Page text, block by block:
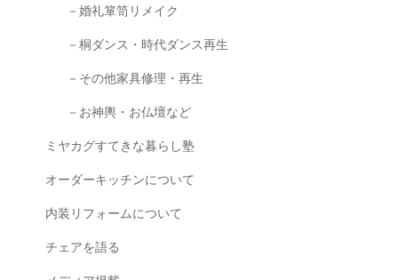
－婚礼箪笥リメイク
－桐ダンス・時代ダンス再生
－その他家具修理・再生
－お神輿・お仏壇など
ミヤカグすてきな暮らし塾
オーダーキッチンについて
内装リフォームについて
チェアを語る